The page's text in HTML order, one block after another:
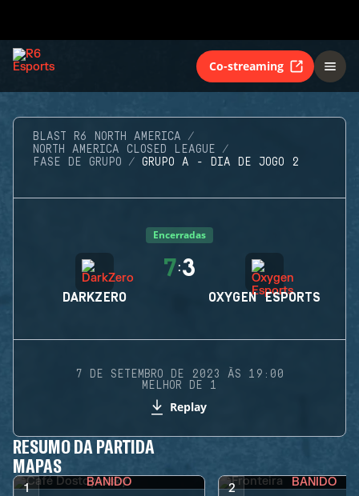
Co-streaming
BLAST R6 NORTH AMERICA
NORTH AMERICA CLOSED LEAGUE
FASE DE GRUPO
GRUPO A - DIA DE JOGO 2
Encerradas
DARKZERO
7:3
OXYGEN ESPORTS
7 DE SETEMBRO DE 2023 ÀS 19:00
MELHOR DE 1
Replay
RESUMO DA PARTIDA
MAPAS
1 BANIDO 2 BANIDO